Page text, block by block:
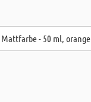
- 50 ml, orange